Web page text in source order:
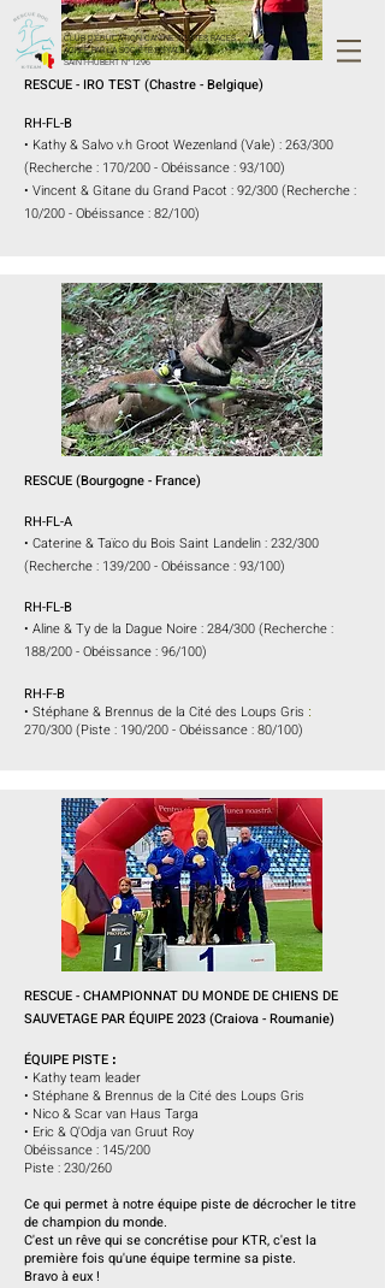
CLUB D’ÉDUCATION CANINE TOUTES RACES
AGRÉE PAR LA SOCIÉTÉ ROYALE
SAINT-HUBERT N°1296
RÉSULTATS
RESCUE - IRO TEST (Chastre - Belgique)
RH-FL-B
• Kathy & Salvo v.h Groot Wezenland (Vale) : 263/300
(Recherche : 170/200 - Obéissance : 93/100)
• Vincent & Gitane du Grand Pacot : 92/300 (Recherche :
10/200 - Obéissance : 82/100)
RESCUE (Bourgogne - France)
RH-FL-A
• Caterine & Taïco du Bois Saint Landelin : 232/300
(Recherche : 139/200 - Obéissance : 93/100)
RH-FL-B
• Aline & Ty de la Dague Noire : 284/300 (Recherche :
188/200 - Obéissance : 96/100)
RH-F-B
• Stéphane & Brennus de la Cité des Loups Gris :
270/300 (Piste : 190/200 - Obéissance : 80/100)
RESCUE - CHAMPIONNAT DU MONDE DE CHIENS DE
SAUVETAGE PAR ÉQUIPE 2023 (Craiova - Roumanie)
ÉQUIPE PISTE :
• Kathy team leader
• Stéphane & Brennus de la Cité des Loups Gris
• Nico & Scar van Haus Targa
• Eric & Q'Odja van Gruut Roy
Obéissance : 145/200
Piste : 230/260
Cequi permet à notre équipe piste de décrocher le titre
de champion du monde.
C'est un rêve qui se concrétise pour KTR, c'est la
première fois qu'une équipe termine sa piste.
Bravo à eux !